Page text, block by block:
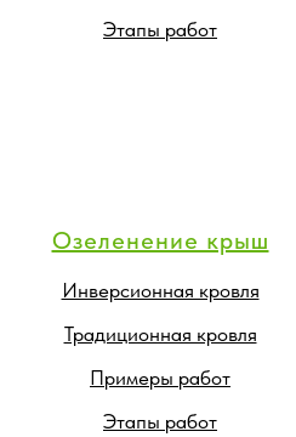
Этапы работ
Озеленение крыш
Инверсионная кровля
Традиционная кровля
Примеры работ
Этапы работ